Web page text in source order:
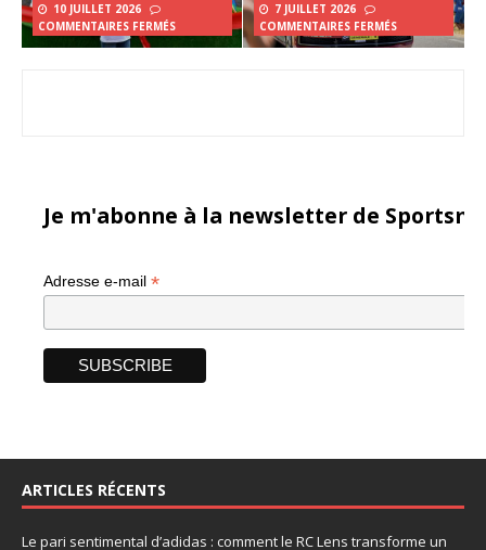
10 JUILLET 2026
COMMENTAIRES FERMÉS
7 JUILLET 2026
COMMENTAIRES FERMÉS
Je m'abonne à la newsletter de
Adresse e-mail *
ARTICLES RÉCENTS
Le pari sentimental d’adidas : comment le RC Lens transforme un